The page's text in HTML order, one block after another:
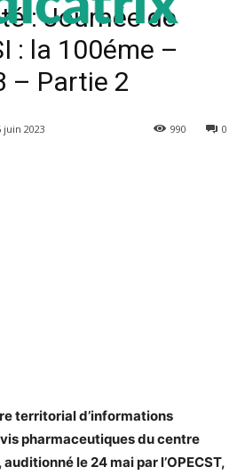
: Journée de
: la 100éme –
– Partie 2
juin 2023 0
990
territorial d’informations
pharmaceutiques du centre
le 24 mai par l’OPECST,